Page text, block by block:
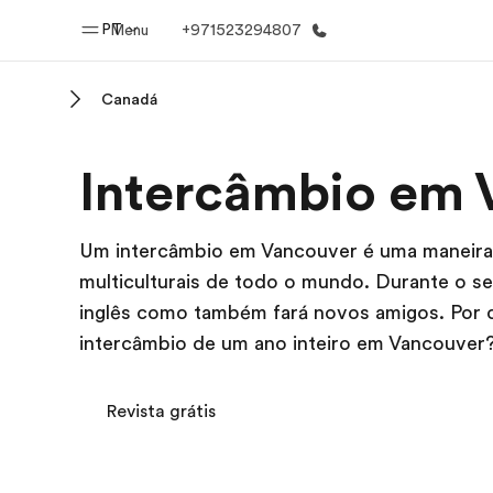
Menu
PT +971523294807
Bem-vindo à EF
Saiba
Canadá
Intercâmbio em
Um intercâmbio em Vancouver é uma
multiculturais de todo o mundo. Durante o
inglês como também fará novos amigos. Por
intercâmbio de um ano inteiro em
Revista grátis